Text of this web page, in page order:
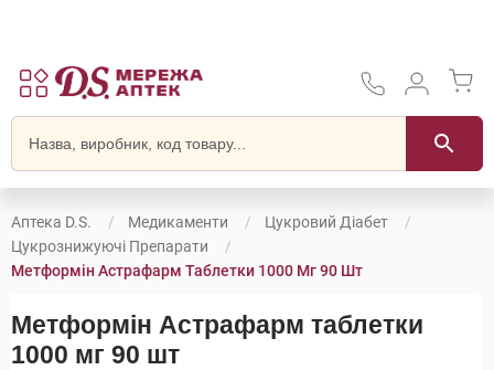
Аптека D.S. Медикаменти
Цукровий Діабет
Цукрознижуючі Препарати
Метформін Астрафарм Таблетки 1000 Мг 90 Шт
Метформін Астрафарм таблетки
1000 мг 90 шт